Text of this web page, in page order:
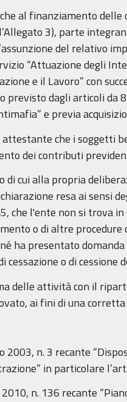
al finanziamento
3), parte
del relativo
“Attuazione degli
e il Lavoro” con
previsto dagli articoli da
e previa
che i soggetti
dei contributi
di cui alla propria
resa ai sensi
che l'ente non si trova
o di altre procedure
ha presentato
cessazione o di
delle attività con il
ai fini di una
2003, n. 3 recante
in particolare
n. 136 recante